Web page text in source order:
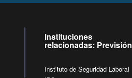
Instituciones
relacionadas: Previsión
Instituto de Seguridad Laboral